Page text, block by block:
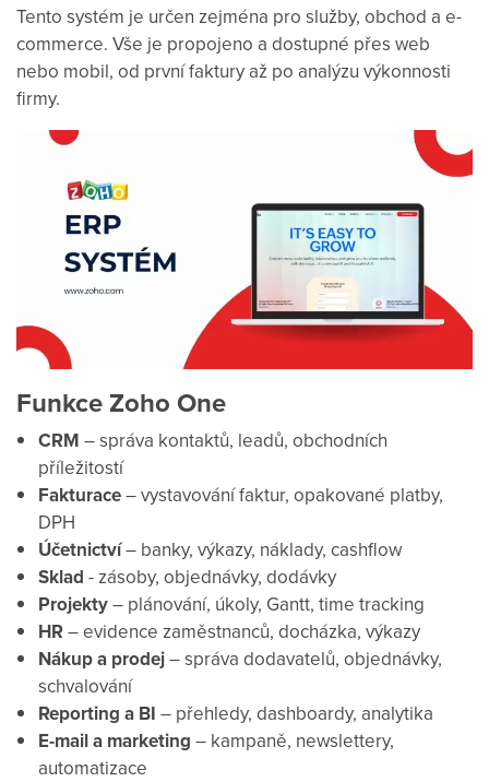
Tento systém je určen zejména pro služby, obchod a e-
commerce. Vše je propojeno a dostupné přes web
nebo mobil, od první faktury až po analýzu výkonnosti
firmy.
Funkce Zoho One
CRM – správa kontaktů, leadů, obchodních
příležitostí
Fakturace– vystavování faktur, opakované platby,
DPH
Účetnictví– banky, výkazy, náklady, cashflow
Sklad - zásoby, objednávky, dodávky
Projekty– plánování, úkoly, Gantt, time tracking
HR– evidence zaměstnanců, docházka, výkazy
Nákup a prodej– správa dodavatelů, objednávky,
schvalování
Reporting a BI – přehledy, dashboardy, analytika
E-mail a marketing – kampaně, newslettery,
automatizace